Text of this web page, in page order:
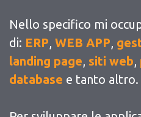
Nello specifico mi
di: ERP, WEB APP,
landing page, siti web,
database e tanto altro.